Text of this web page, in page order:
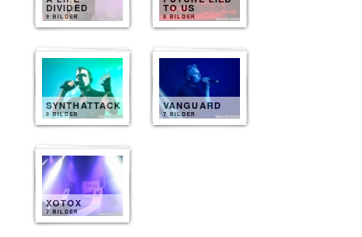
DIVIDED
9 BILDER
TO US
8 BILDER
SYNTHATTACK
8 BILDER
VANGUARD
7 BILDER
XOTOX
7 BILDER